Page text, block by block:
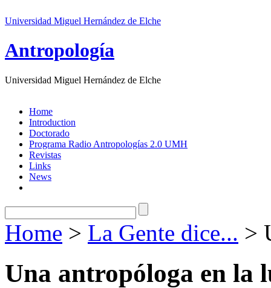
Universidad Miguel Hernández de Elche
Antropología
Universidad Miguel Hernández de Elche
Home
Introduction
Doctorado
Programa Radio Antropologías 2.0 UMH
Revistas
Links
News
Home > La Gente dice... >
Una antropóloga en la